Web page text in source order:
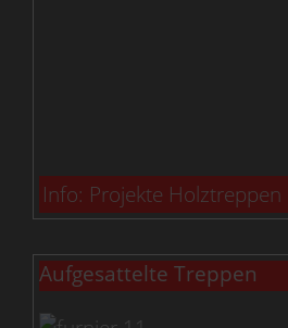
Info: Projekte Holztreppen
Aufgesattelte Treppen